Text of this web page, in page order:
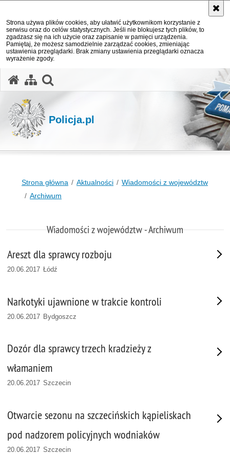
Strona używa plików cookies, aby ułatwić użytkownikom korzystanie z
serwisu oraz do celów statystycznych. Jeśli nie blokujesz tych plików, to
zgadzasz się na ich użycie oraz zapisanie w pamięci urządzenia.
Pamiętaj, że możesz samodzielnie zarządzać cookies, zmieniając
ustawienia przeglądarki. Brak zmiany ustawienia przeglądarki oznacza
wyrażenie zgody.
Policja.pl
Strona główna Aktualności
Wiadomości z województw
Archiwum
Wiadomości z województw - Archiwum
Areszt dla sprawcy rozboju
20.06.2017 Łódź
Narkotyki ujawnione w trakcie kontroli
20.06.2017 Bydgoszcz
Dozór dla sprawcy trzech kradzieży z
włamaniem
20.06.2017 Szczecin
Otwarcie sezonu na szczecińskich kąpieliskach
pod nadzorem policyjnych wodniaków
20.06.2017 Szczecin